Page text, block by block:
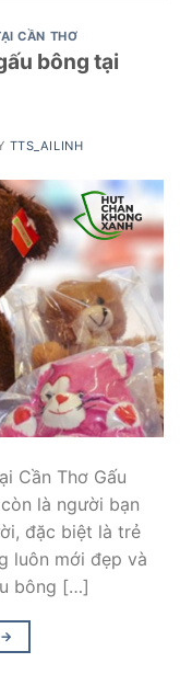
CẦN THƠ
bông tại
TTS_AILINH
Cần Thơ Gấu
là người bạn
đặc biệt là trẻ
luôn mới đẹp và
bông […]
→